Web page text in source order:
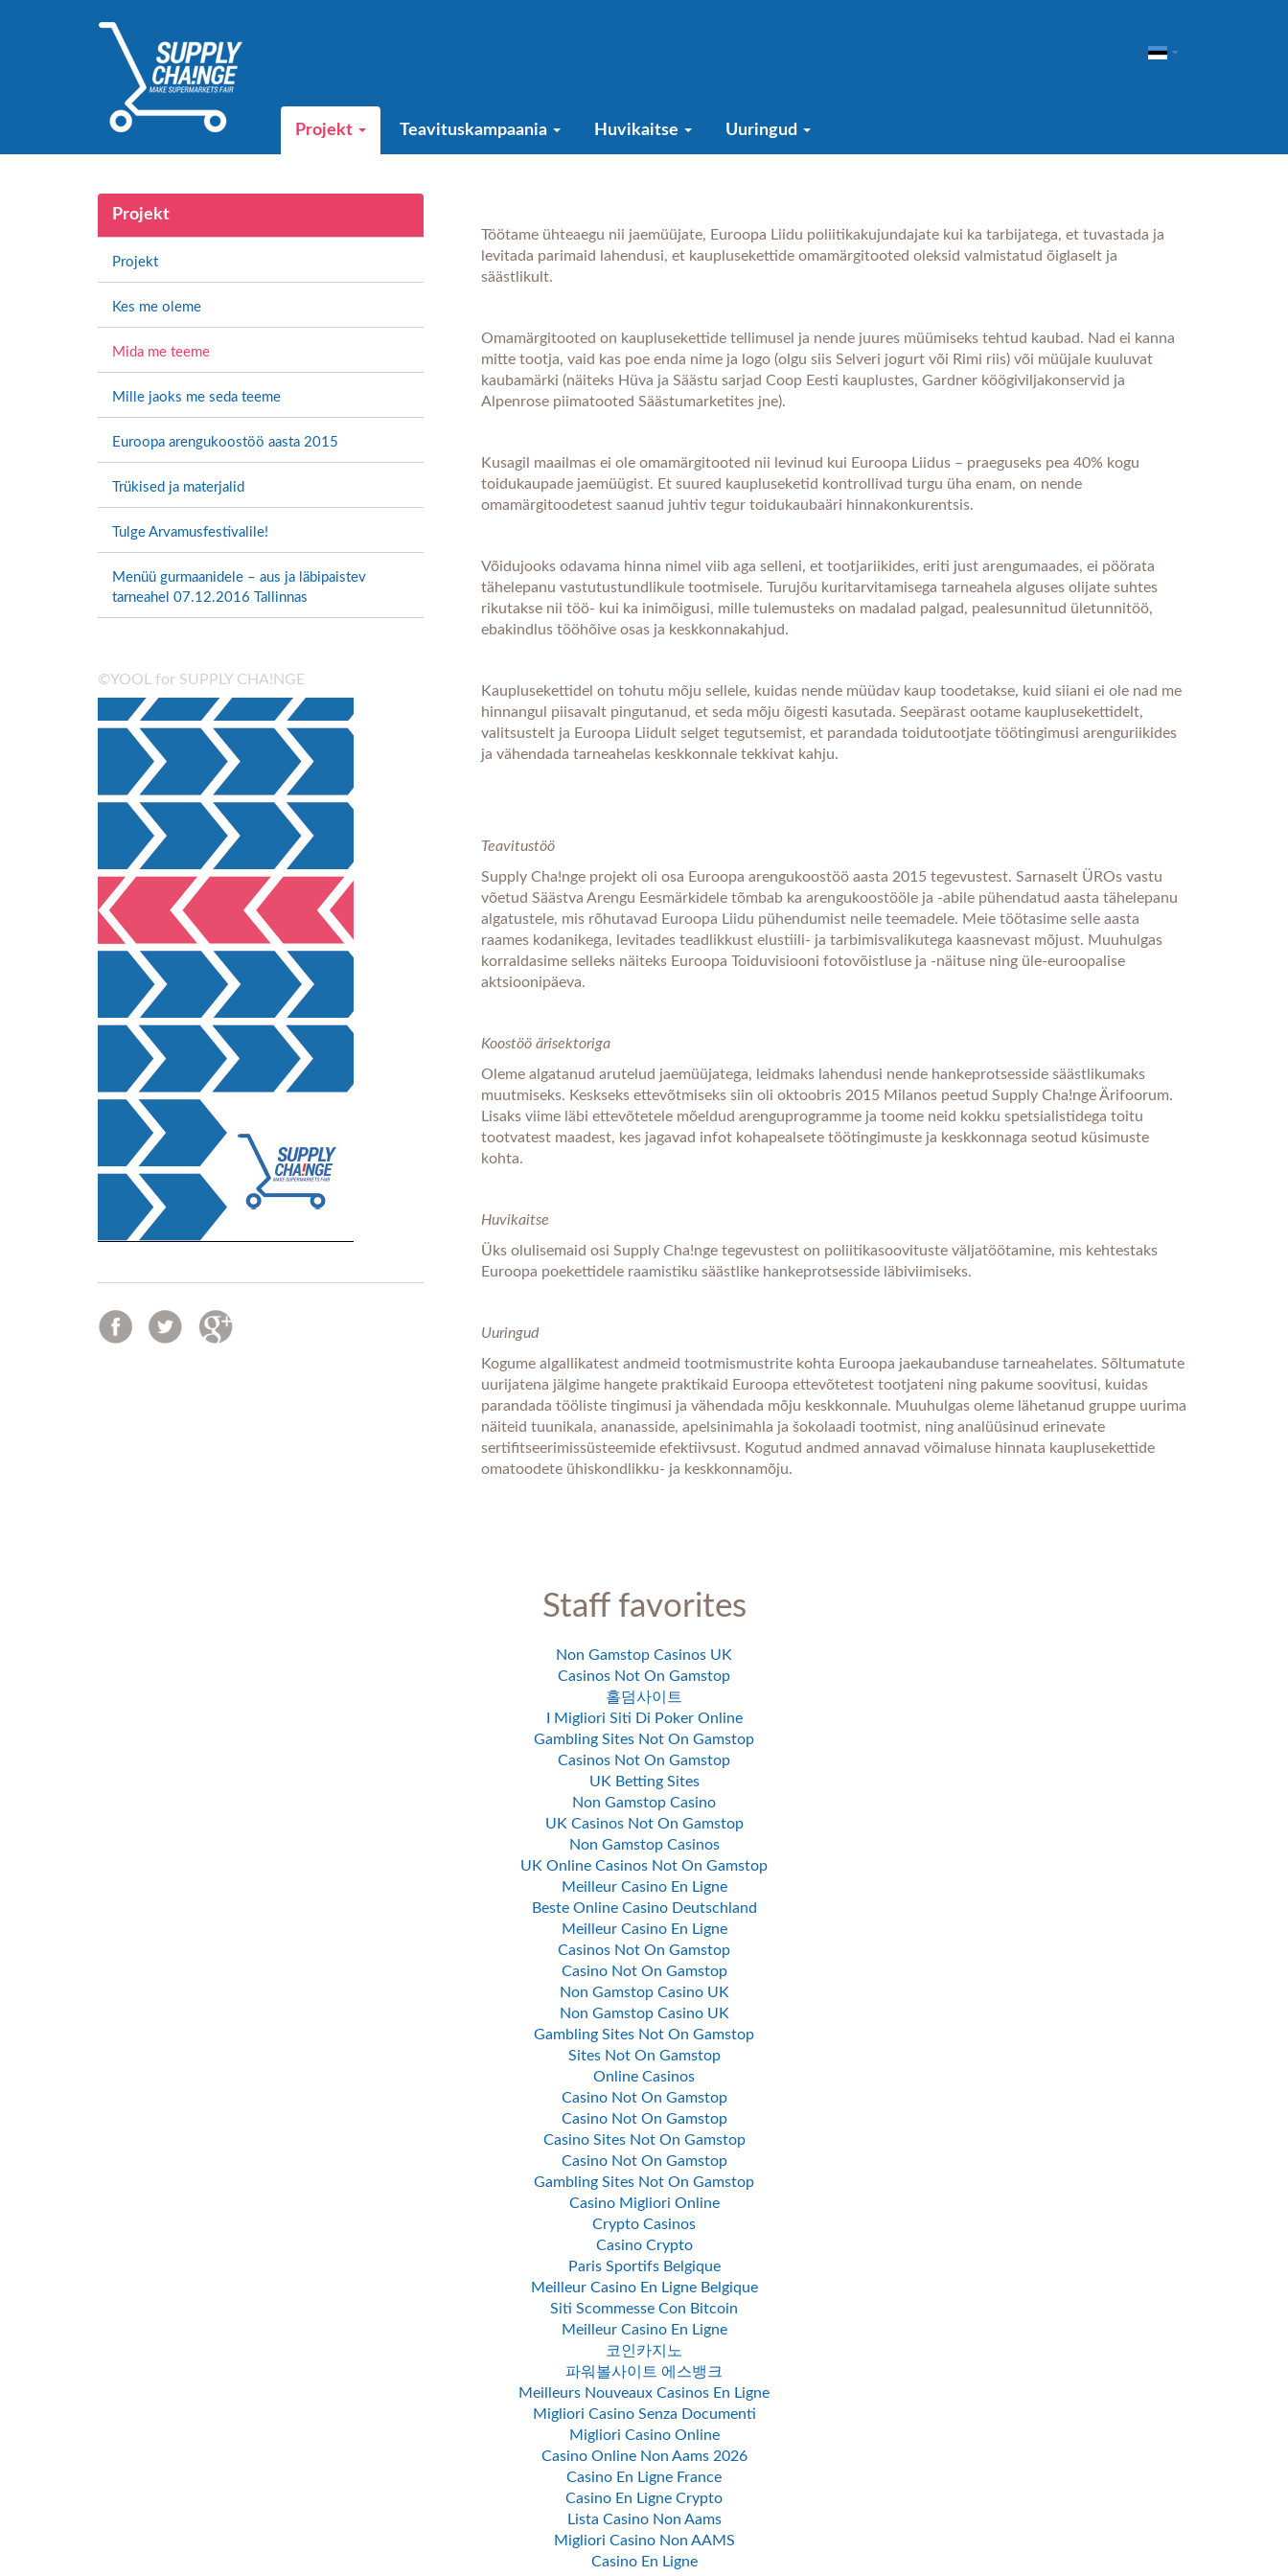
Projekt Teavituskampaania Huvikaitse Uuringud
Projekt
Projekt
Kes me oleme
Mida me teeme
Mille jaoks me seda teeme
Euroopa arengukoostöö aasta 2015
Trükised ja materjalid
Tulge Arvamusfestivalile!
Menüü gurmaanidele – aus ja läbipaistev
tarneahel 07.12.2016 Tallinnas
©YOOL for SUPPLY CHA!NGE
Töötame ühteaegu nii jaemüüjate, Euroopa Liidu poliitikakujundajate kui ka tarbijatega, et tuvastada ja
levitada parimaid lahendusi, et kauplusekettide omamärgitooted oleksid valmistatud õiglaselt ja
säästlikult.
Omamärgitooted on kauplusekettide tellimusel ja nende juures müümiseks tehtud kaubad. Nad ei kanna
mitte tootja, vaid kas poe enda nime ja logo (olgu siis Selveri jogurt või Rimi riis) või müüjale kuuluvat
kaubamärki (näiteks Hüva ja Säästu sarjad Coop Eesti kauplustes, Gardner köögiviljakonservid ja
Alpenrose piimatooted Säästumarketites jne).
Kusagil maailmas ei ole omamärgitooted nii levinud kui Euroopa Liidus – praeguseks pea 40% kogu
toidukaupade jaemüügist. Et suured kaupluseketid kontrollivad turgu üha enam, on nende
omamärgitoodetest saanud juhtiv tegur toidukaubaäri hinnakonkurentsis.
Võidujooks odavama hinna nimel viib aga selleni, et tootjariikides, eriti just arengumaades, ei pöörata
tähelepanu vastutustundlikule tootmisele. Turujõu kuritarvitamisega tarneahela alguses olijate suhtes
rikutakse nii töö- kui ka inimõigusi, mille tulemusteks on madalad palgad, pealesunnitud ületunnitöö,
ebakindlus tööhõive osas ja keskkonnakahjud.
Kauplusekettidel on tohutu mõju sellele, kuidas nende müüdav kaup toodetakse, kuid siiani ei ole nad me
hinnangul piisavalt pingutanud, et seda mõju õigesti kasutada. Seepärast ootame kauplusekettidelt,
valitsustelt ja Euroopa Liidult selget tegutsemist, et parandada toidutootjate töötingimusi arenguriikides
ja vähendada tarneahelas keskkonnale tekkivat kahju.
Teavitustöö
Supply Cha!nge projekt oli osa Euroopa arengukoostöö aasta 2015 tegevustest. Sarnaselt ÜROs vastu
võetud Säästva Arengu Eesmärkidele tõmbab ka arengukoostööle ja -abile pühendatud aasta tähelepanu
algatustele, mis rõhutavad Euroopa Liidu pühendumist neile teemadele. Meie töötasime selle aasta
raames kodanikega, levitades teadlikkust elustiili- ja tarbimisvalikutega kaasnevast mõjust. Muuhulgas
korraldasime selleks näiteks Euroopa Toiduvisiooni fotovõistluse ja -näituse ning üle-euroopalise
aktsioonipäeva.
Koostöö ärisektoriga
Oleme algatanud arutelud jaemüüjatega, leidmaks lahendusi nende hankeprotsesside säästlikumaks
muutmiseks. Keskseks ettevõtmiseks siin oli oktoobris 2015 Milanos peetud Supply Cha!nge Ärifoorum.
Lisaks viime läbi ettevõtetele mõeldud arenguprogramme ja toome neid kokku spetsialistidega toitu
tootvatest maadest, kes jagavad infot kohapealsete töötingimuste ja keskkonnaga seotud küsimuste
kohta.
Huvikaitse
Üks olulisemaid osi Supply Cha!nge tegevustest on poliitikasoovituste väljatöötamine, mis kehtestaks
Euroopa poekettidele raamistiku säästlike hankeprotsesside läbiviimiseks.
Uuringud
Kogume algallikatest andmeid tootmismustrite kohta Euroopa jaekaubanduse tarneahelates. Sõltumatute
uurijatena jälgime hangete praktikaid Euroopa ettevõtetest tootjateni ning pakume soovitusi, kuidas
parandada tööliste tingimusi ja vähendada mõju keskkonnale. Muuhulgas oleme lähetanud gruppe uurima
näiteid tuunikala, ananasside, apelsinimahla ja šokolaadi tootmist, ning analüüsinud erinevate
sertifitseerimissüsteemide efektiivsust. Kogutud andmed annavad võimaluse hinnata kauplusekettide
omatoodete ühiskondlikku- ja keskkonnamõju.
Staff favorites
Non Gamstop Casinos UK
Casinos Not On Gamstop
홀덤사이트
I Migliori Siti Di Poker Online
Gambling Sites Not On Gamstop
Casinos Not On Gamstop
UK Betting Sites
Non Gamstop Casino
UK Casinos Not On Gamstop
Non Gamstop Casinos
UK Online Casinos Not On Gamstop
Meilleur Casino En Ligne
Beste Online Casino Deutschland
Meilleur Casino En Ligne
Casinos Not On Gamstop
Casino Not On Gamstop
Non Gamstop Casino UK
Non Gamstop Casino UK
Gambling Sites Not On Gamstop
Sites Not On Gamstop
Online Casinos
Casino Not On Gamstop
Casino Not On Gamstop
Casino Sites Not On Gamstop
Casino Not On Gamstop
Gambling Sites Not On Gamstop
Casino Migliori Online
Crypto Casinos
Casino Crypto
Paris Sportifs Belgique
Meilleur Casino En Ligne Belgique
Siti Scommesse Con Bitcoin
Meilleur Casino En Ligne
코인카지노
파워볼사이트 에스뱅크
Meilleurs Nouveaux Casinos En Ligne
Migliori Casino Senza Documenti
Migliori Casino Online
Casino Online Non Aams 2026
Casino En Ligne France
Casino En Ligne Crypto
Lista Casino Non Aams
Migliori Casino Non AAMS
Casino En Ligne